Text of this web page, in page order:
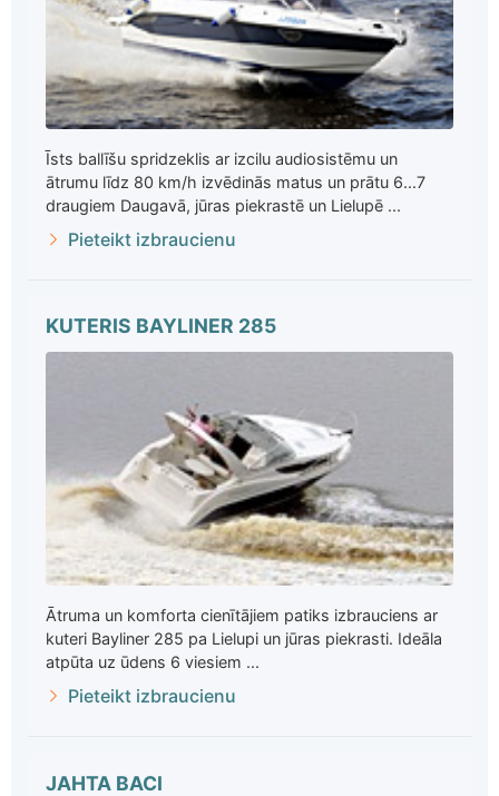
Īsts ballīšu spridzeklis ar izcilu audiosistēmu un
ātrumu līdz 80 km/h izvēdinās matus un prātu 6...7
draugiem Daugavā, jūras piekrastē un Lielupē ...
Pieteikt izbraucienu
KUTERIS BAYLINER 285
Ātruma un komforta cienītājiem patiks izbrauciens ar
kuteri Bayliner 285 pa Lielupi un jūras piekrasti. Ideāla
atpūta uz ūdens 6 viesiem ...
Pieteikt izbraucienu
JAHTA BACI